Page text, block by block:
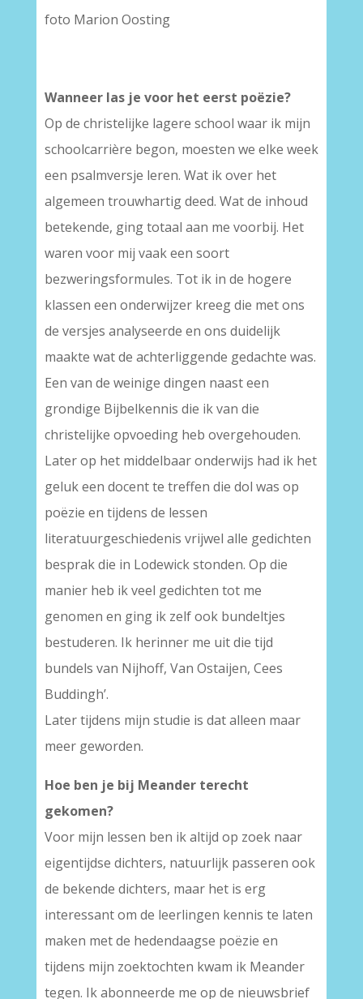
foto Marion Oosting
Wanneer las je voor het eerst poëzie?
Op de christelijke lagere school waar ik mijn
schoolcarrière begon, moesten we elke week
een psalmversje leren. Wat ik over het
algemeen trouwhartig deed. Wat de inhoud
betekende, ging totaal aan me voorbij. Het
waren voor mij vaak een soort
bezweringsformules. Tot ik in de hogere
klassen een onderwijzer kreeg die met ons
de versjes analyseerde en ons duidelijk
maakte wat de achterliggende gedachte was.
Een van de weinige dingen naast een
grondige Bijbelkennis die ik van die
christelijke opvoeding heb overgehouden.
Later op het middelbaar onderwijs had ik het
geluk een docent te treffen die dol was op
poëzie en tijdens de lessen
literatuurgeschiedenis vrijwel alle gedichten
besprak die in Lodewick stonden. Op die
manier heb ik veel gedichten tot me
genomen en ging ik zelf ook bundeltjes
bestuderen. Ik herinner me uit die tijd
bundels van Nijhoff, Van Ostaijen, Cees
Buddingh’.
Later tijdens mijn studie is dat alleen maar
meer geworden.
Hoe ben je bij Meander terecht
gekomen?
Voor mijn lessen ben ik altijd op zoek naar
eigentijdse dichters, natuurlijk passeren ook
de bekende dichters, maar het is erg
interessant om de leerlingen kennis te laten
maken met de hedendaagse poëzie en
tijdens mijn zoektochten kwam ik Meander
tegen. Ik abonneerde me op de nieuwsbrief